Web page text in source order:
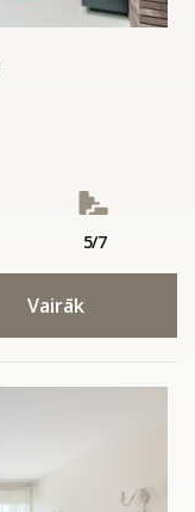
5/7
Vairāk